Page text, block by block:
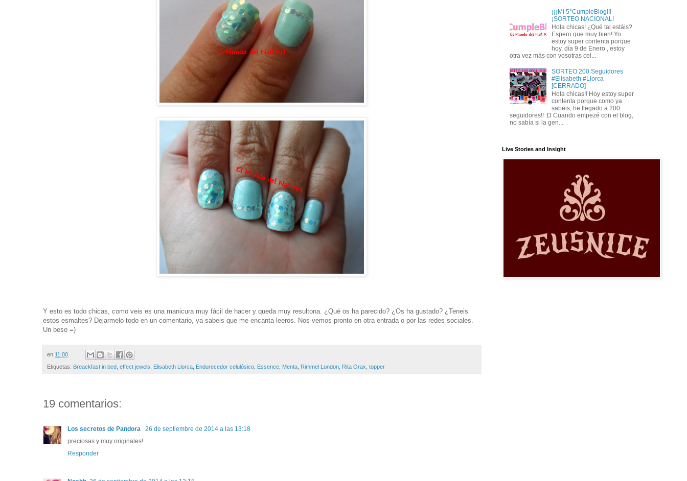
Y esto es todo chicas, como veis es una manicura muy fácil de hacer y queda muy resultona. ¿Qué os ha parecido? ¿Os ha gustado? ¿Teneis
estos esmaltes? Dejarmelo todo en un comentario, ya sabeis que me encanta leeros. Nos vemos pronto en otra entrada o por las redes sociales.
Un beso =)
en 11:00
Etiquetas: Breackfast in bed effect jewels Elisabeth Llorca Endurecedor celulósico Essence Menta Rimmel London Rita Orax topper
19 comentarios:
Los secretos de Pandora
26 de septiembre de 2014 a las 13:18
preciosas y muy originales!
Responder
¡¡¡Mi 5°CumpleBlog!!!
¡SORTEO NACIONAL!
Hola chicas! ¿Qué tal estáis?
Espero que muy bien! Yo
estoy super contenta porque
hoy, día 9 de Enero , estoy
otra vez más con vosotras cel...
SORTEO 200 Seguidores
#Elisabeth #Llorca
[CERRADO]
Hola chicas!! Hoy estoy super
contenta porque como ya
sabeis, he llegado a 200
seguidores!! :D Cuando empezé con el blog,
no sabía si la gen...
Live Stories and Insight